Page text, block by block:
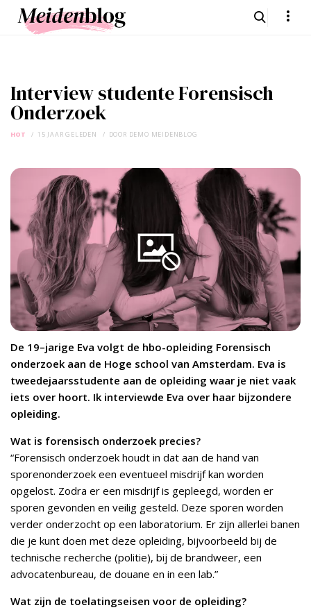
Interview studente Forensisch
Onderzoek
HOT 15 JAAR GELEDEN DOOR DEMO MEIDENBLOG
De 19–jarige Eva volgt de hbo-opleiding Forensisch
onderzoek aan de Hoge school van Amsterdam. Eva is
tweedejaarsstudente aan de opleiding waar je niet vaak
iets over hoort. Ik interviewde Eva over haar bijzondere
opleiding.
Wat is forensisch onderzoek precies?
“Forensisch onderzoek houdt in dat aan de hand van
sporenonderzoek een eventueel misdrijf kan worden
opgelost. Zodra er een misdrijf is gepleegd, worden er
sporen gevonden en veilig gesteld. Deze sporen worden
verder onderzocht op een laboratorium. Er zijn allerlei banen
die je kunt doen met deze opleiding, bijvoorbeeld bij de
technische recherche (politie), bij de brandweer, een
advocatenbureau, de douane en in een lab.”
Wat zijn de toelatingseisen voor de opleiding?